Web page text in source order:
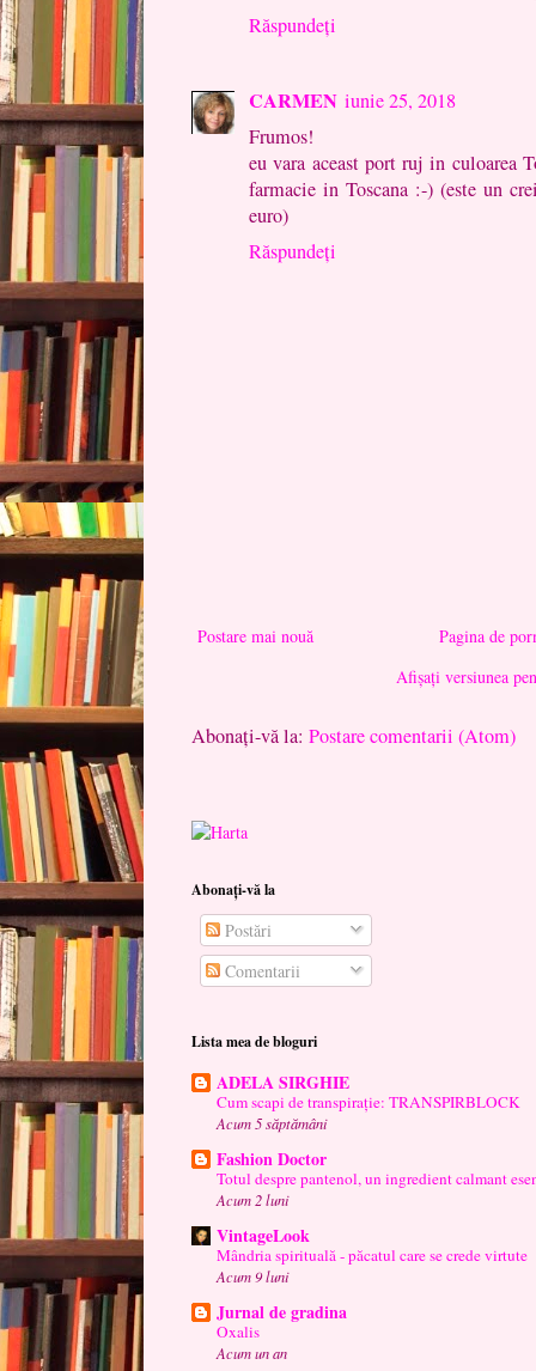
Răspundeți
CARMEN iunie 25, 2018
Frumos!
eu vara aceast port ruj in culoarea
farmacie in Toscana :-) (este un
euro)
Răspundeți
Postare mai nouă
Pagina de
Afișați versiunea
Abonați-vă la: Postare comentarii (Atom)
Abonați-vă la
Postări
Comentarii
Lista mea de bloguri
ADELA SIRGHIE
Cum scapi de transpirație: TRANSPIRBLOCK
Acum 5 săptămâni
Fashion Doctor
Totul despre pantenol, un ingredient calmant
Acum 2 luni
VintageLook
Mândria spirituală - păcatul care se crede virtute
Acum 9 luni
Jurnal de gradina
Oxalis
Acum un an